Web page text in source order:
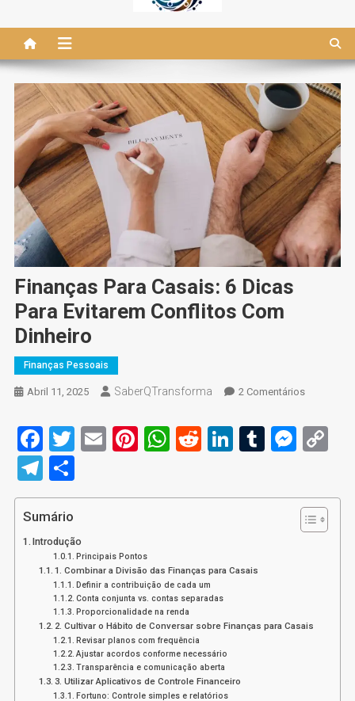
Finanças Para Casais: 6 Dicas
Para Evitarem Conflitos Com
Dinheiro
Finanças Pessoais
Abril 11, 2025 SaberQTransforma 2 ComentáriosEm
Para
Casais:
Para
Evitarem
Facebook
Twitter
EmailPinterest
WhatsApp
RedditLinkedIn
Tumblr
Telegram
Share
Sumário
Introdução
Principais Pontos
1. Combinar a Divisão das Finanças para Casais
Definir a contribuição de cada um
Conta conjunta vs. contas separadas
Proporcionalidade na renda
2. Cultivar o Hábito de Conversar sobre Finanças para Casais
Revisar planos com frequência
Ajustar acordos conforme necessário
Transparência e comunicação aberta
3. Utilizar Aplicativos de Controle Financeiro
Fortuno: Controle simples e relatórios